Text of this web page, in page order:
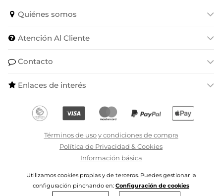
Quiénes somos
Atención Al Cliente
Contacto
Enlaces de interés
Términos de uso y condiciones de compra
Política de Privacidad & Cookies
Información básica
Degrifé S.L.U - ILikeToBuy - 2024 | CIF B79074399
Todos los derechos reservados
Utilizamos cookies propias y de terceros. Puedes gestionar la
configuración pinchando en: Configuración de cookies